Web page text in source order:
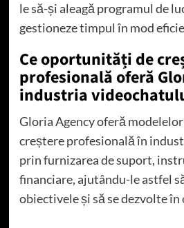
le să-și aleagă programul de
gestioneze timpul în mod
Ce oportunități de
profesională oferă
industria
Gloria Agency oferă
creștere profesională în
prin furnizarea de suport,
financiare, ajutându-le astfel
obiectivele și să se dezvolte în